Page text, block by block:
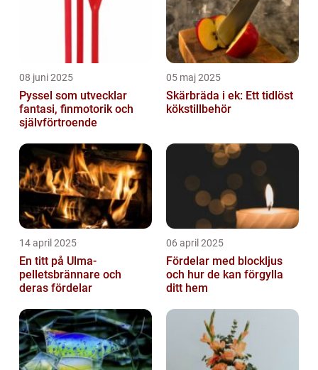
08 juni 2025
Pyssel som utvecklar
fantasi, finmotorik och
självförtroende
05 maj 2025
Skärbräda i ek: Ett tidlöst
kökstillbehör
14 april 2025
En titt på Ulma-
pelletsbrännare och
deras fördelar
06 april 2025
Fördelar med blockljus
och hur de kan förgylla
ditt hem